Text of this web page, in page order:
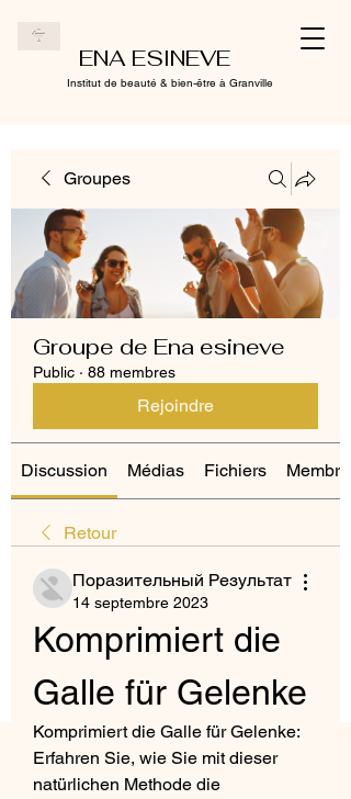
ENA ESINEVE
Institut de beauté & bien-être à Granville
Groupes
Groupe de Ena esineve
Public · 88 membres
Rejoindre
Discussion Médias Fichiers Membres
Retour
Поразительный Результат
14 septembre 2023
Komprimiert die
Galle für Gelenke
Komprimiert die Galle für Gelenke:
Erfahren Sie, wie Sie mit dieser
natürlichen Methode die